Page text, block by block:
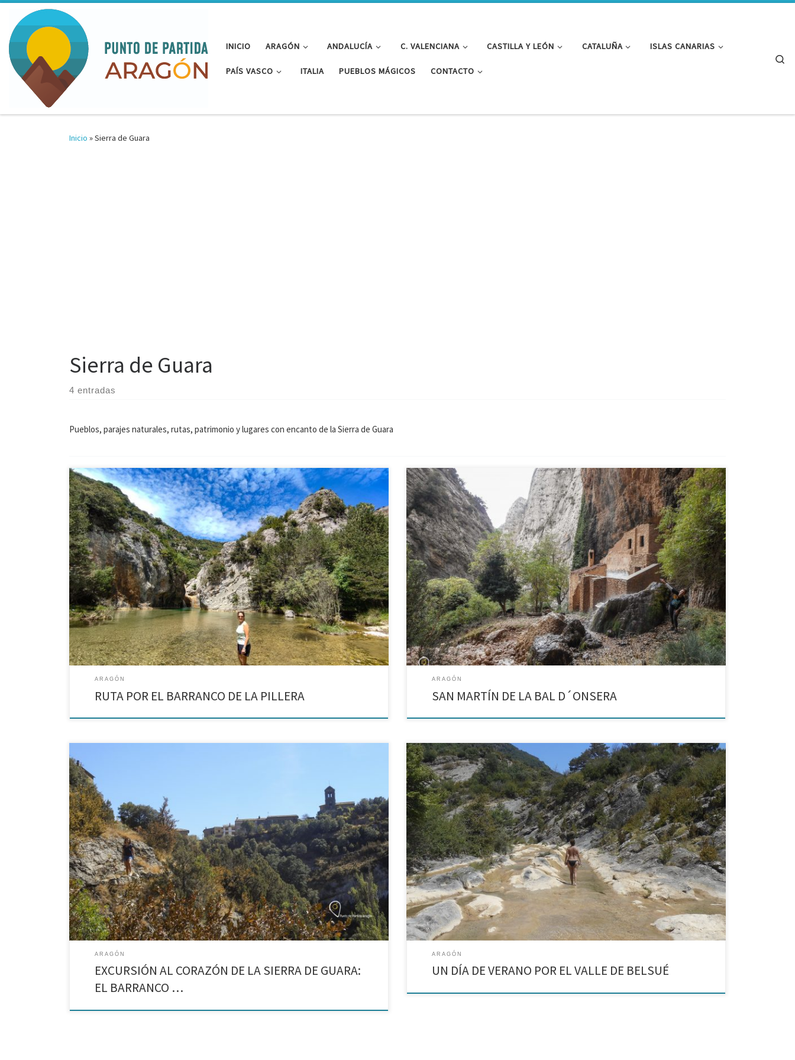
Saltar al contenido
INICIO ARAGÓN ANDALUCÍA C. VALENCIANA CASTILLA Y LEÓN CATALUÑA ISLAS CANARIAS
PAÍS VASCO ITALIA PUEBLOS MÁGICOS CONTACTO
Inicio »Sierra de Guara
Sierra de Guara
4 entradas
Pueblos, parajes naturales, rutas, patrimonio y lugares con encanto de la Sierra de Guara
Cómo llegar a una de las pozas más refrescantes de la Sierra de Guara La ruta de hoy,
recorre una parte del Parque Natural de la Sierra y los Cañones de Guara y tiene
suficientes encantos […]
ARAGÓN
RUTA POR EL BARRANCO DE LA PILLERA
Una ermita inimaginable en uno de los parajes más recónditos de la Sierra de Guara Si
me has leído ya en alguna ocasión, sabes lo mucho que me gusta la Sierra de Guara, lo
suficientemente cerca […]
ARAGÓN
SAN MARTÍN DE LA BAL D´ONSERA
Rodellar – Surgencia del Mascún – Puente de Pedruel – Adahuesca – Azlor Hoy os
propongo un plan perfecto para hacer en el día, hay un poco de todo: un precioso
pueblo y un puente medieval, […]
ARAGÓN
EXCURSIÓN AL CORAZÓN DE LA SIERRA DE GUARA:
EL BARRANCO …
Ruta por los Acantilados de Cienfuens hasta el Dolmen. Baño en las pozas de Belsué En
Zaragoza y en todo el Valle del Ebro hay días de verano difíciles de soportar por el
calor. Hoy os […]
ARAGÓN
UN DÍA DE VERANO POR EL VALLE DE BELSUÉ